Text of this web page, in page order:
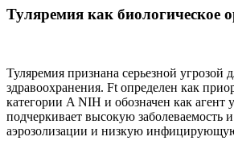
Туляремия как биологическое
Туляремия признана серьезной угрозой
здравоохранения. Ft определен как
категории A NIH и обозначен как агент
подчеркивает высокую заболеваемость
аэрозолизации и низкую